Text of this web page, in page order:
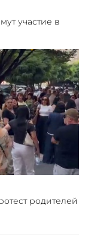
участие в
родителей